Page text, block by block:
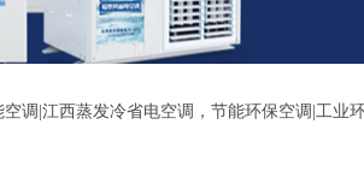
空调|江西蒸发冷省电空调，节能环保空调|工业